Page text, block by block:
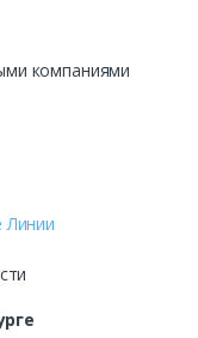
компаниями
Линии